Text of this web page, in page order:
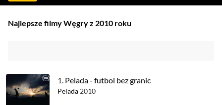
Najlepsze filmy Węgry z 2010 roku
1. Pelada - futbol bez granic
Pelada 2010